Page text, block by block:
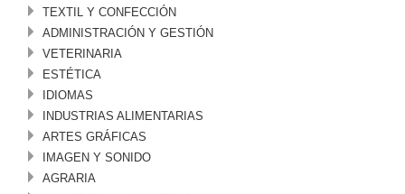
TEXTIL Y CONFECCIÓN
ADMINISTRACIÓN Y GESTIÓN
VETERINARIA
ESTÉTICA
IDIOMAS
INDUSTRIAS ALIMENTARIAS
ARTES GRÁFICAS
IMAGEN Y SONIDO
AGRARIA